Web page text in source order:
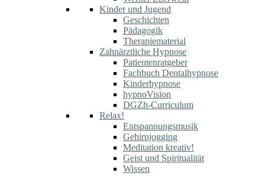
Kinder und Jugend
Geschichten
Pädagogik
Therapiematerial
Zahnärztliche Hypnose
Patientenratgeber
Fachbuch Dentalhypnose
Kinderhypnose
hypnoVision
DGZh-Curriculum
Relax!
Entspannungsmusik
Gehirnjogging
Meditation kreativ!
Geist und Spiritualität
Wissen